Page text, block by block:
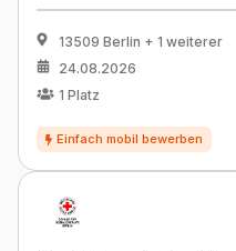
13509 Berlin + 1 weiterer
24.08.2026
1 Platz